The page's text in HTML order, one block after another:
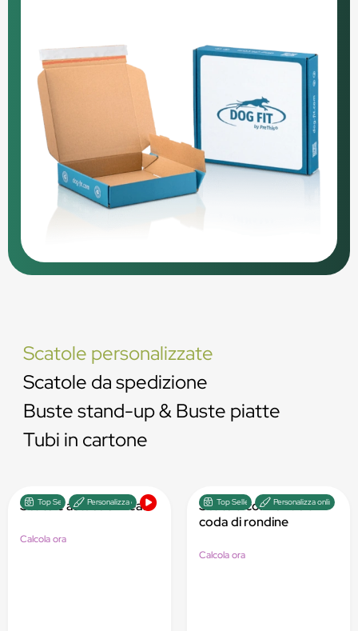
Scatole personalizzate
Scatole da spedizione
Buste stand-up & Buste piatte
Tubi in cartone
Top Seller Personalizza online
Scatole astuccio lineari
Calcola ora
Top Seller Personalizza online
Scatola con fondo a
coda di rondine
Calcola ora